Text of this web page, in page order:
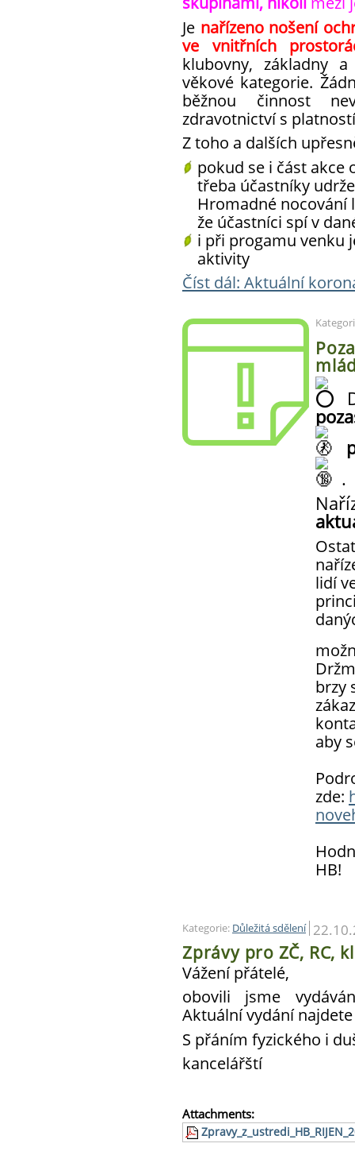
Je nařízeno nošení
ve vnitřních
klubovny, základny
věkové kategorie.
běžnou činnost
zdravotnictví s
Z toho a dalších
pokud se i část akce
třeba účastníky
Hromadné nocování
že účastníci spí v
i při progamu venku
aktivity
Číst dál: Aktuální
.
lidí
brzy
aby
zde:
HB!
Kategorie: Důležitá sdělení
Zprávy pro ZČ, RC,
Vážení přátelé,
obovili jsme
Aktuální vydání najdete
S přáním fyzického i
kancelářští
Attachments: